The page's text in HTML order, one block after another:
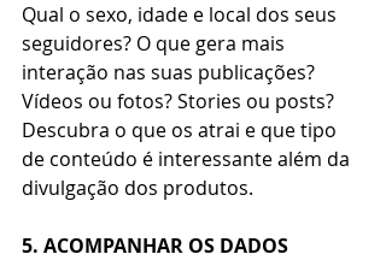
Qual o sexo, idade e local dos seus
seguidores? O que gera mais
interação nas suas publicações?
Vídeos ou fotos? Stories ou posts?
Descubra o que os atrai e que tipo
de conteúdo é interessante além da
divulgação dos produtos.
5. ACOMPANHAR OS DADOS